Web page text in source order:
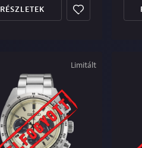
RÉSZLETEK
Limitált